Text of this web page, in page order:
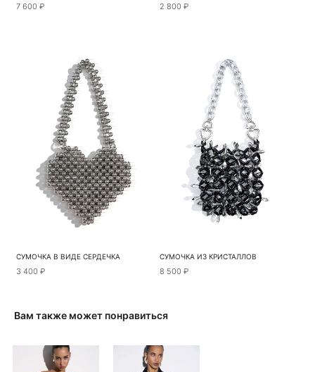
7 600 ₽ 2 800 ₽
СУМОЧКА В ВИДЕ СЕРДЕЧКА
3 400 ₽
СУМОЧКА ИЗ КРИСТАЛЛОВ
8 500 ₽
Вам также может понравиться